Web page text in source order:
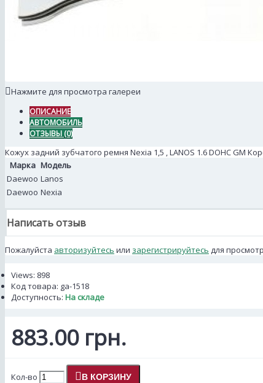
Нажмите для просмотра галереи
ОПИСАНИЕ
АВТОМОБИЛЬ
ОТЗЫВЫ (0)
Кожух задний зубчатого ремня Nexia 1,5 , LANOS 1.6 DOHC GM
Марка Модель
Daewoo Lanos
Daewoo Nexia
Написать отзыв
Пожалуйста авторизуйтесь или зарегистрируйтесь для
Views: 898
Код товара: ga-1518
Доступность: На складе
883.00 грн.
Кол-во В КОРЗИНУ